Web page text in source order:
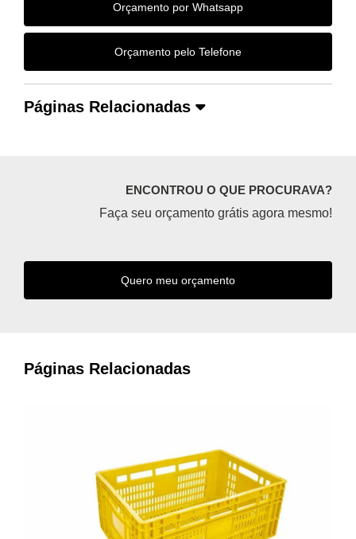
Orçamento por Whatsapp
Orçamento pelo Telefone
Páginas Relacionadas
ENCONTROU O QUE PROCURAVA?
Faça seu orçamento grátis agora mesmo!
Quero meu orçamento
Páginas Relacionadas